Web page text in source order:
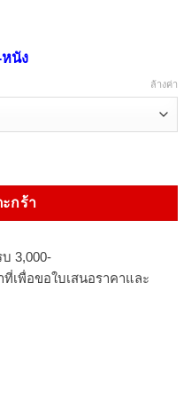
฿
นัง
ล้างค่า
กร้า
3,000-
เพื่อขอใบเสนอราคาและ